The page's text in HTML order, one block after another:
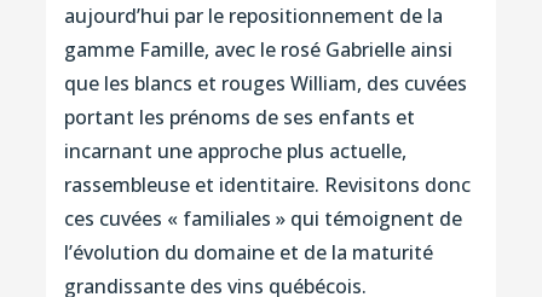
aujourd’hui par le repositionnement de la
gamme Famille, avec le rosé Gabrielle ainsi
que les blancs et rouges William, des cuvées
portant les prénoms de ses enfants et
incarnant une approche plus actuelle,
rassembleuse et identitaire. Revisitons donc
ces cuvées « familiales » qui témoignent de
l’évolution du domaine et de la maturité
grandissante des vins québécois.